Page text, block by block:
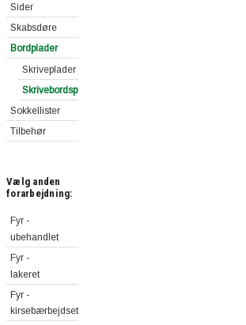
Sider
Skabsdøre
Bordplader
Skriveplader
Skrivebordsplader
Sokkellister
Tilbehør
Vælg anden
forarbejdning:
Fyr -
ubehandlet
Fyr -
lakeret
Fyr -
kirsebærbejdset